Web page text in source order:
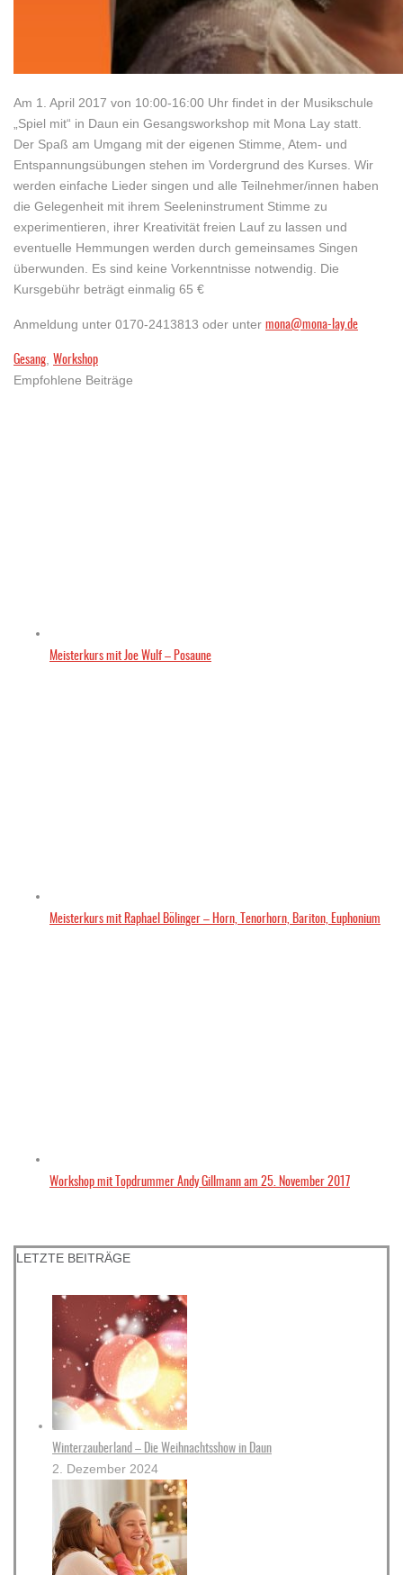
Am 1. April 2017 von 10:00-16:00 Uhr findet in der Musikschule
„Spiel mit“ in Daun ein Gesangsworkshop mit Mona Lay statt.
Der Spaß am Umgang mit der eigenen Stimme, Atem- und
Entspannungsübungen stehen im Vordergrund des Kurses. Wir
werden einfache Lieder singen und alle Teilnehmer/innen haben
die Gelegenheit mit ihrem Seeleninstrument Stimme zu
experimentieren, ihrer Kreativität freien Lauf zu lassen und
eventuelle Hemmungen werden durch gemeinsames Singen
überwunden. Es sind keine Vorkenntnisse notwendig. Die
Kursgebühr beträgt einmalig 65 €
Anmeldung unter 0170-2413813 oder unter mona@mona-lay.de
Gesang, Workshop
Empfohlene Beiträge
Meisterkurs mit Joe Wulf – Posaune
Meisterkurs mit Raphael Bölinger – Horn, Tenorhorn, Bariton, Euphonium
Workshop mit Topdrummer Andy Gillmann am 25. November 2017
LETZTE BEITRÄGE
Winterzauberland – Die Weihnachtsshow in Daun
2. Dezember 2024